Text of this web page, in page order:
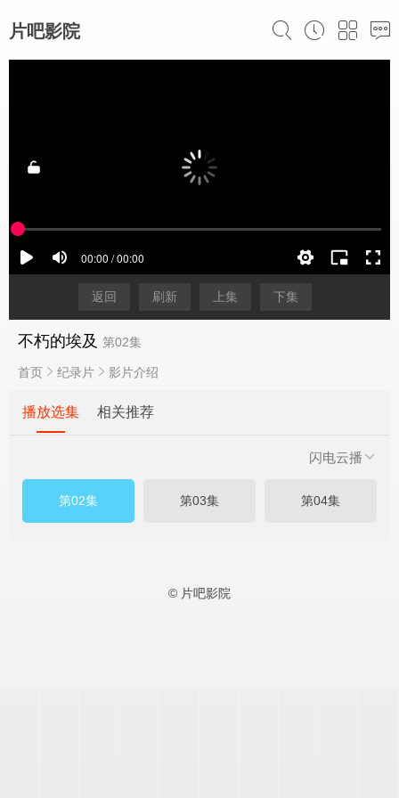
片吧影院
返回 刷新 上集 下集
不朽的埃及 第02集
首页 纪录片 影片介绍
播放选集 相关推荐
闪电云播
第02集 第03集 第04集
© 片吧影院